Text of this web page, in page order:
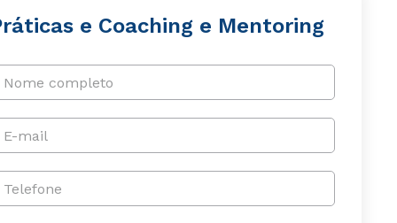
e Coaching e Mentoring
Nome completo
E-mail
Telefone